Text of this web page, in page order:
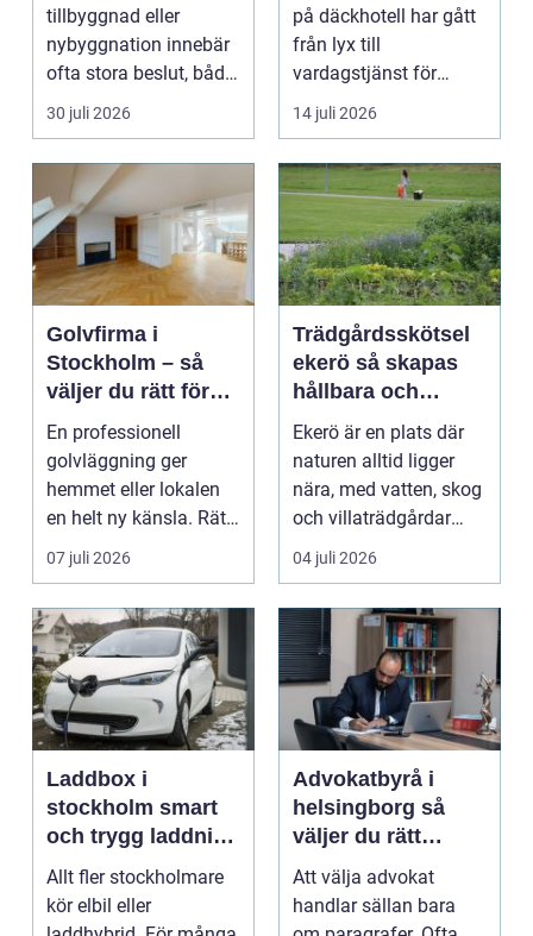
tillbyggnad eller
nybyggnation innebär
ofta stora beslut, både
ekonomiskt ...
30 juli 2026
på däckhotell har gått
från lyx till
vardagstjänst för
många bilägare. I
Hels...
14 juli 2026
Golvfirma i
Stockholm – så
väljer du rätt för
ett hållbart golv
En professionell
golvläggning ger
hemmet eller lokalen
en helt ny känsla. Rätt
materi...
07 juli 2026
Trädgårdsskötsel
ekerö så skapas
hållbara och
vackra utemiljöer
året runt
Ekerö är en plats där
naturen alltid ligger
nära, med vatten, skog
och villaträdgårdar
som ramar in ...
04 juli 2026
Laddbox i
stockholm smart
och trygg laddning
hemma och på
jobbet
Allt fler stockholmare
kör elbil eller
Advokatbyrå i
helsingborg så
väljer du rätt
juridiskt stöd
Att välja advokat
handlar sällan bara